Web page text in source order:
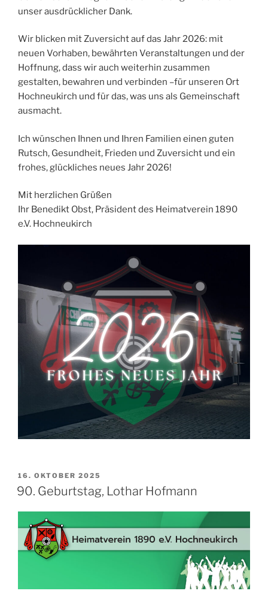
unser ausdrücklicher Dank.
Wir blicken mit Zuversicht auf das Jahr 2026: mit
neuen Vorhaben, bewährten Veranstaltungen und der
Hoffnung, dass wir auch weiterhin zusammen
gestalten, bewahren und verbinden –für unseren Ort
Hochneukirch und für das, was uns als Gemeinschaft
ausmacht.
Ich wünschen Ihnen und Ihren Familien einen guten
Rutsch, Gesundheit, Frieden und Zuversicht und ein
frohes, glückliches neues Jahr 2026!
Mit herzlichen Grüßen
Ihr Benedikt Obst, Präsident des Heimatverein 1890
e.V. Hochneukirch
VERÖFFENTLICHT
AM
16. OKTOBER 2025
90. Geburtstag, Lothar Hofmann